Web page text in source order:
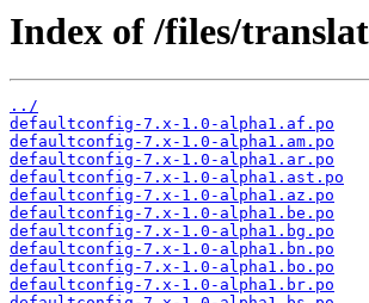
Index of /files/
../
defaultconfig-7.x-1.0-alpha1.af.po
defaultconfig-7.x-1.0-alpha1.am.po
defaultconfig-7.x-1.0-alpha1.ar.po
defaultconfig-7.x-1.0-alpha1.ast.po
defaultconfig-7.x-1.0-alpha1.az.po
defaultconfig-7.x-1.0-alpha1.be.po
defaultconfig-7.x-1.0-alpha1.bg.po
defaultconfig-7.x-1.0-alpha1.bn.po
defaultconfig-7.x-1.0-alpha1.bo.po
defaultconfig-7.x-1.0-alpha1.br.po